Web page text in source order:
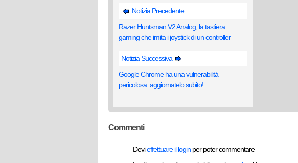
Notizia Precedente
Razer Huntsman V2 Analog, la tastiera
gaming che imita i joystick di un controller
Notizia Successiva
Google Chrome ha una vulnerabilità
pericolosa: aggiornatelo subito!
Commenti
Devieffettuare il login per poter commentare